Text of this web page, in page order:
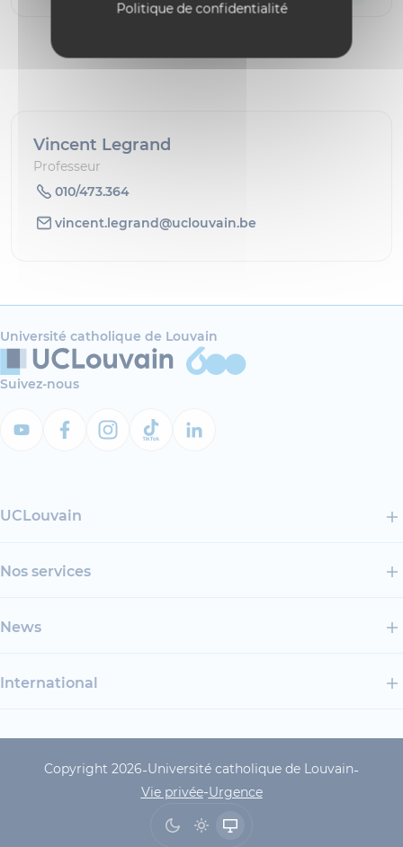
Politique de confidentialité
Vincent Legrand
Professeur
010/473.364
vincent.legrand@uclouvain.be
Université catholique de Louvain
Suivez-nous
UCLouvain
Nos services
News
International
UCLouvain Footer
Copyright 2026-Université catholique de Louvain-
Vie privée-Urgence